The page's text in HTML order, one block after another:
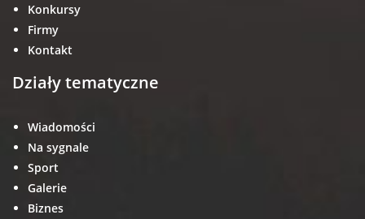
Konkursy
Firmy
Kontakt
Działy tematyczne
Wiadomości
Na sygnale
Sport
Galerie
Biznes